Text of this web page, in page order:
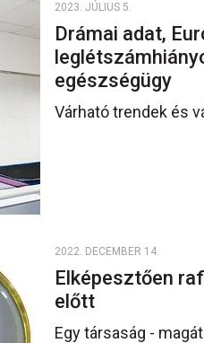
2023. JÚLIUS 5.
Drámai adat,
egészségügy
Várható trendek és
2022. DECEMBER 14.
Elképesztően
előtt
Egy társaság -